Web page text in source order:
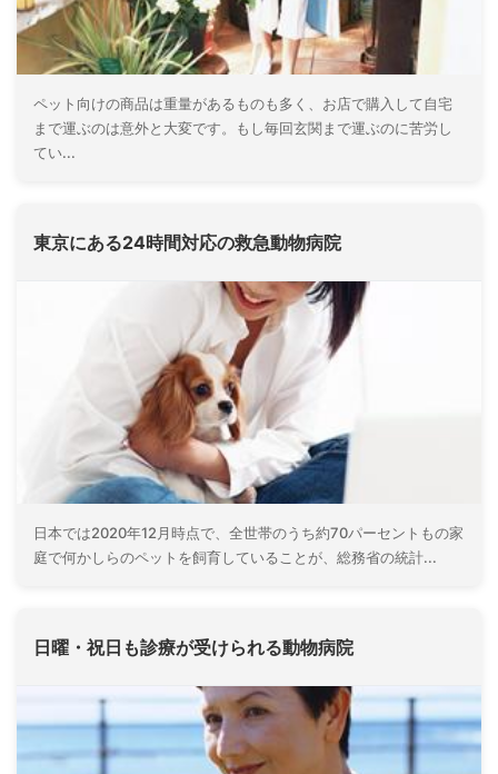
ペット向けの商品は重量があるものも多く、お店で購入して自宅
まで運ぶのは意外と大変です。もし毎回玄関まで運ぶのに苦労し
てい...
東京にある24時間対応の救急動物病院
日本では2020年12月時点で、全世帯のうち約70パーセントもの家
庭で何かしらのペットを飼育していることが、総務省の統計...
日曜・祝日も診療が受けられる動物病院